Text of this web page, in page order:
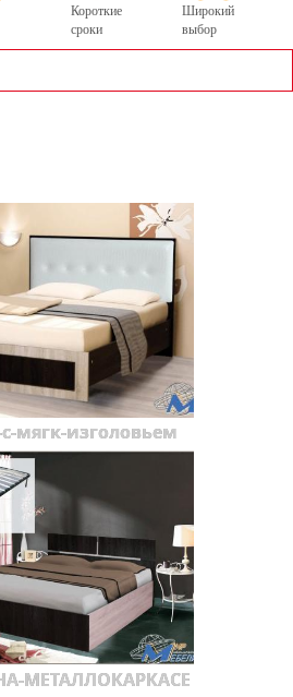
Короткие
сроки
Широкий
выбор
мягк-изголовьем
МЕТАЛЛОКАРКАСЕ